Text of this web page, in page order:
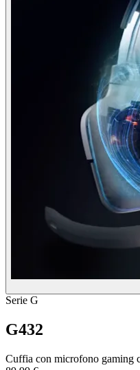
Serie G
G432
Cuffia con microfono gaming